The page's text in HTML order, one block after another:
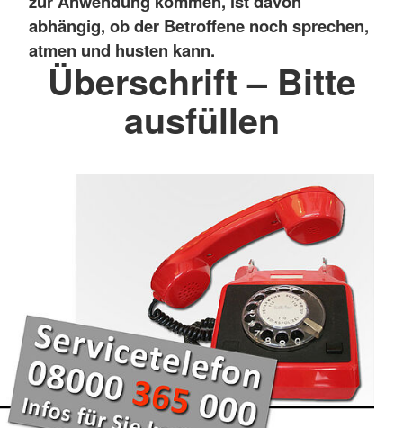
abhängig, ob der Betroffene noch sprechen,
atmen und husten kann.
Überschrift – Bitte
ausfüllen